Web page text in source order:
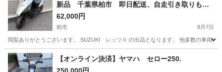
新品 千葉県柏市 即日配送、自走引き取りも可
能
62,000円
柏市 8月7日
閲覧ありがとうございます。 SUZUKI レッツⅡ の出品となります。 他多数の車両出
千葉 柏市 バイク ヘルメット
【オンライン決済】ヤマハ セロー250.